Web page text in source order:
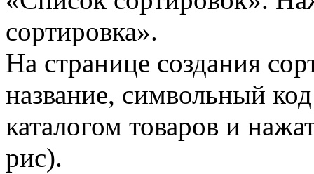
сортировка».
На странице создания
название, символьный
каталогом товаров и
рис).